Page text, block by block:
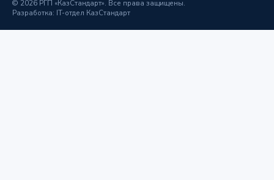
© 2026 РГП «КазСтандарт». Все права защищены.
Разработка: IT-отдел КазСтандарт